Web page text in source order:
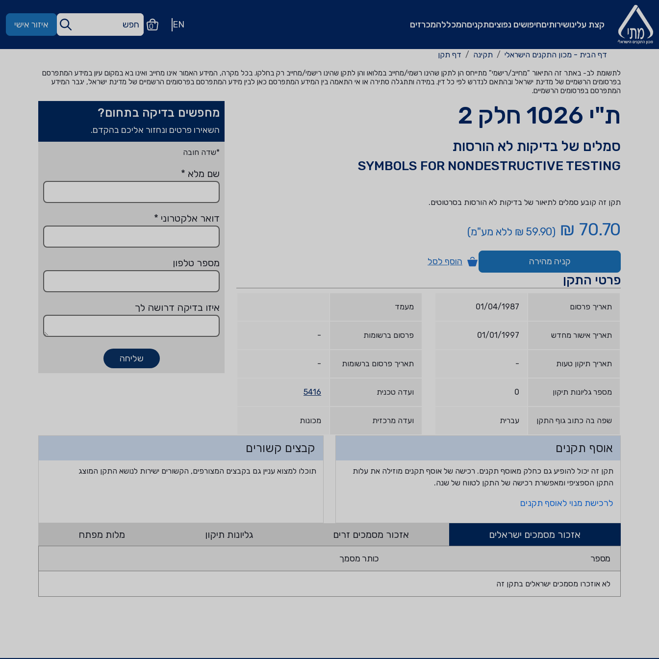
קצת עלינושירותיםחיפושים נפוציםתקניםהמכללהמכרזים EN
0 איזור אישי
דף הבית - מכון התקנים הישראלי תקינה דף תקן
לתשומת לב- באתר זה התיאור "מחייב/רישמי" מתייחס הן לתקן שהינו רשמי/מחייב במלואו והן לתקן שהינו רישמי/מחייב רק בחלקו. בכל מקרה, המידע האמור אינו מחייב ואינו בא במקום עיון במידע המתפרסם
בפרסומים הרשמיים של מדינת ישראל ובהתאם לנדרש לפי כל דין. במידה ותתגלה סתירה או אי התאמה בין המידע המתפרסם כאן לבין מידע המתפרסם בפרסומים הרשמיים של מדינת ישראל, יגבר המידע
המתפרסם בפרסומים הרשמיים.
ת"י 1026 חלק 2
סמלים של בדיקות לא הורסות
SYMBOLS FOR NONDESTRUCTIVE TESTING
תקן זה קובע סמלים לתיאור של בדיקות לא הורסות בסרטוטים.
70.70 ₪ (59.90 ₪ ללא מע"מ)
קניה מהירה הוסף לסל
פרטי התקן
תאריך פרסום 01/04/1987
תאריך אישור מחדש 01/01/1997
תאריך תיקון טעות -
מספר גליונות תיקון 0
שפה בה כתוב גוף התקן עברית
מעמד
פרסום ברשומות -
תאריך פרסום ברשומות -
ועדה טכנית 5416
ועדה מרכזית מכונות
מחפשים בדיקה בתחום?
השאירו פרטים ונחזור אליכם בהקדם.
*שדה חובה
שם מלא *
דואר אלקטרוני *
מספר טלפון
איזו בדיקה דרושה לך
שליחה
אוסף תקנים
תקן זה יכול להופיע גם כחלק מאוסף תקנים. רכישה של אוסף תקנים מוזילה את עלות
התקן הספציפי ומאפשרת רכישה של התקן לטווח של שנה.
לרכישת מנוי לאוסף תקנים
קבצים קשורים
תוכלו למצוא עניין גם בקבצים המצורפים, הקשורים ישירות לנושא התקן המוצג
אזכור מסמכים ישראלים אזכור מסמכים זרים גליונות תיקון מלות מפתח
מספר כותר מסמך
לא אוזכרו מסמכים ישראלים בתקן זה